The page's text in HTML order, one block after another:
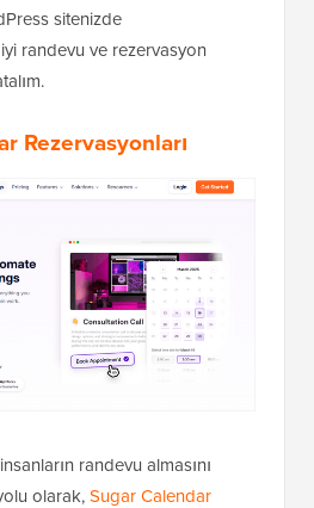
sitenizde
randevu ve rezervasyon
Rezervasyonları
randevu almasını
olarak,Sugar Calendar